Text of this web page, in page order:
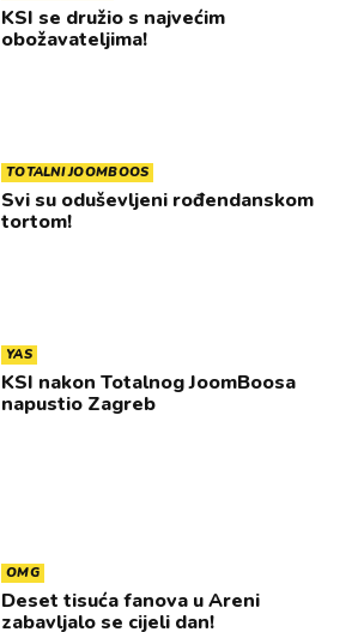
KSI se družio s najvećim
obožavateljima!
TOTALNI JOOMBOOS
Svi su oduševljeni rođendanskom
tortom!
YAS
KSI nakon Totalnog JoomBoosa
napustio Zagreb
OMG
Deset tisuća fanova u Areni
zabavljalo se cijeli dan!